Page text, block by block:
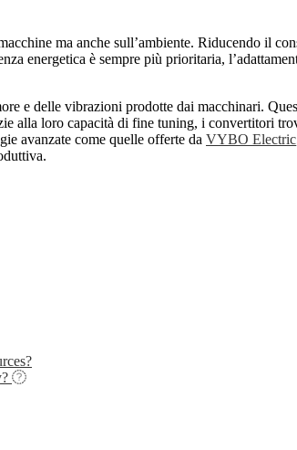
ma anche sull’ambiente. Riducendo il
energetica è sempre più prioritaria,
e delle vibrazioni prodotte dai macchinari.
alla loro capacità di fine tuning, i convertitori
avanzate come quelle offerte da VYBO Electric